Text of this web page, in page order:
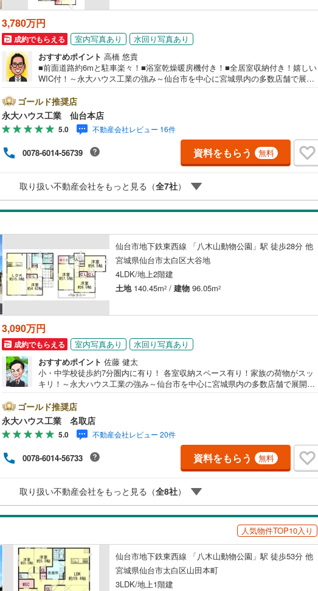
3,780万円
成約でもらえる 室内写真あり
水回り写真あり
おすすめポイント 高橋 悠貴
■前面道路約6mと駐車楽々！■浴室乾燥暖房機付き！■全居室収納付き！嬉しい
WIC付！～永大ハウス工業の強み～仙台市を中心に宮城県内の多数店舗で展開
＞戸建・マンション・土地...と種別を問わず不動産を取り扱っております。更
に教育施設や商業施設、子育て環境や行政などの地域情報を総合し、お客様に
より良い物件選びをして頂けるよう、しっかりとサポートさせて頂きます。2.
＜経験豊富なスタッフ＞当社では【購入】【売却】【引っ越し】【リフォー
ム】など住宅に関する様々なご質問はもちろん、ご購入時に気になる住宅ロー
ン各種税金についても、誠心誠意ご説明させて頂きます。各店舗ではキッズス
ペースも完備！お子様連れのご家族様で是非お越しください。営業時間:10:00
で、どうぞお気軽にお問い合わせください！
ゴールド推奨店
永大ハウス工業 仙台本店
5.0 不動産会社レビュー 16件
0078-6014-56739 資料をもらう 無料
取り扱い不動産会社をもっと見る（全7社）
仙台市地下鉄東西線 「八木山動物公園」駅 徒歩28分 他
宮城県仙台市太白区大谷地
4LDK/地上2階建
土地140.45m2 / 建物 96.05m2
3,090万円
成約でもらえる 室内写真あり
水回り写真あり
おすすめポイント 佐藤 健太
小・中学校徒歩約7分圏内に有り！ 各室収納スペース有り！家族の荷物がスッ
キリ！～永大ハウス工業の強み～仙台市を中心に宮城県内の多数店舗で展開
＞戸建・マンション・土地…と種別を問わず不動産を取り扱っております。さ
らに教育施設や商業施設、子育て環境や行政などの地域情報を総合し、お客様
により良い物件選びをしていただけるよう、しっかりとサポートさせていただ
きます。2.＜経験豊富なスタッフ＞当社では【購入】【売却】【引っ越し】
【リフォーム】など住宅に関する様々なご相談はもちろん、ご購入時に気にな
る住宅ローンや各種税金についても、誠心誠意ご説明させていただきます。各
店舗ではキッズスペースも完備！お子様連れのご家族皆様で、ぜひお越しくだ
地のご案内も可能ですので、どうぞお気軽にお問い合わせください！
ゴールド推奨店
永大ハウス工業 名取店
5.0 不動産会社レビュー 20件
0078-6014-56733 資料をもらう 無料
取り扱い不動産会社をもっと見る（全8社）
人気物件TOP10入り
仙台市地下鉄東西線 「八木山動物公園」駅 徒歩53分 他
宮城県仙台市太白区山田本町
3LDK/地上1階建